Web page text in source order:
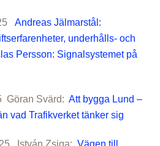
Andreas Jälmarstål:
underhålls- och
Persson: Signalsystemet på
Göran Svärd:Att bygga Lund –
vad Trafikverket tänker sig
István Zsiga:Vägen till